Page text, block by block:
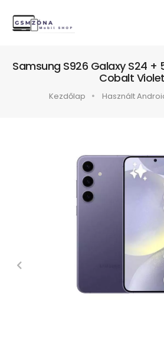
Samsung S926 Galaxy S24 +
Cobalt Violet
Kezdőlap Használt